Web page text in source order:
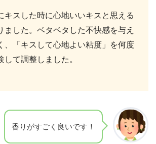
キスした時に心地いいキスと思える
ました。ベタベタした不快感を与え
、「キスして心地よい粘度」を何度
して調整しました。
香りがすごく良いです！